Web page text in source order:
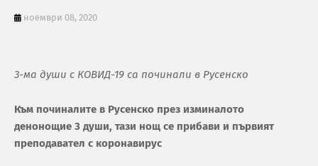
ноември 08, 2020
3-ма души с КОВИД-19 са починали в Русенско
Към починалите в Русенско през изминалото
денонощие 3 души, тази нощ се прибави и първият
преподавател с коронавирус